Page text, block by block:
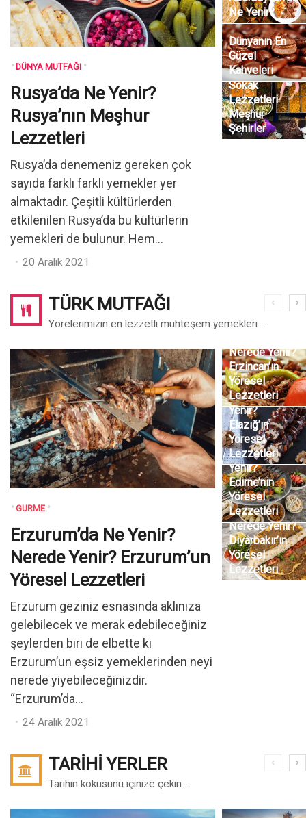
DÜNYA MUTFAĞI
Rusya’da Ne Yenir?
Rusya’nın Meşhur
Lezzetleri
Rusya’da denemeniz gereken çok
sayıda farklı farklı yemekler yer
almaktadır. Çeşitli kültürlerden
etkilenilen Rusya’da bu kültürlerin
yemekleri de bulunur. Hem...
Posted
20 Aralık 2021
Ne Yenir?
Dünyanın En
Güzel
Kahveleri
Dünyadaki
Sokak
Lezzetleri
Meşhur
Şehirler
TÜRK MUTFAĞI
Yörelerimizin en lezzetli muhteşem yemekleri...
GURME
Erzurum’da Ne Yenir?
Nerede Yenir? Erzurum’un
Yöresel Lezzetleri
Erzurum geziniz esnasında aklınıza
gelebilecek ve merak edebileceğiniz
şeylerden biri de elbette ki
Erzurum’un eşsiz yemeklerinden neyi
nerede yiyebileceğinizdir.
“Erzurum’da...
Posted
24 Aralık 2021
Erzincan’da
Nerede Yenir?
Erzincan’ın
Yöresel
Lezzetleri
Elazığ’da Ne
Yenir? Nerede
Yenir?
Elazığ’ın
Yöresel
Lezzetleri
Edirne’de Ne
Yenir? Nerede
Yenir?
Edirne’nin
Yöresel
Lezzetleri
Diyarbakır’da
Ne Yenir?
Nerede Yenir?
Diyarbakır’ın
Yöresel
Lezzetleri
TARIHI YERLER
Tarihin kokusunu içinize çekin...